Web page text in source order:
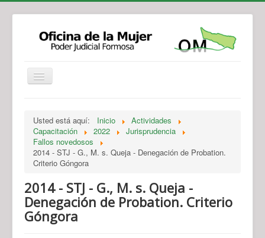
Legislación
Novedades
Recursos y Servicios de Atención
Usted está aquí: Inicio
Actividades
Capacitación
2022
Jurisprudencia
Fallos novedosos
2014 - STJ - G., M. s. Queja - Denegación de Probation.
Criterio Góngora
2014 - STJ - G., M. s. Queja -
Denegación de Probation. Criterio
Góngora